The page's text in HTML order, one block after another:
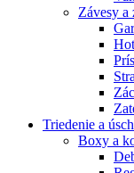
Závesy a
Triedenie a
Boxy a